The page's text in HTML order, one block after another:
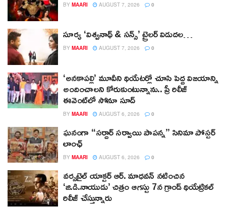
BY MAARI AUGUST 7, 2026 0
సూర్య ‘విశ్వనాథ్ & సన్స్’ ట్రైలర్ విడుదల…
BY MAARI AUGUST 7, 2026 0
‘అనకాపల్లి’ మూవీని థియేటర్లో చూసి పెద్ద విజయాన్ని
అందించాలని కోరుకుంటున్నాను.. ప్రీ రిలీజ్
ఈవెంట్‌లో సోనూ సూద్
BY MAARI AUGUST 6, 2026 0
ఘనంగా “సర్దార్ సర్వాయి పాపన్న” సినిమా పోస్టర్
లాంఛ్
BY MAARI AUGUST 6, 2026 0
వర్సటైల్ యాక్టర్ ఆర్‌. మాధవన్‌ నటించిన
‘జి.డి.నాయుడు’ చిత్రం ఆగస్టు 7న గ్రాండ్ థియేట్రికల్
రిలీజ్ చేస్తున్నారు